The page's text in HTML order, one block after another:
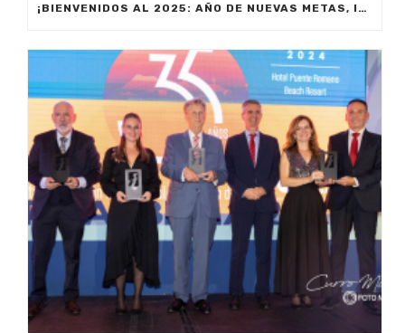
¡BIENVENIDOS AL 2025: AÑO DE NUEVAS METAS, INNOVACIÓN Y PRODUCTIVIDAD!